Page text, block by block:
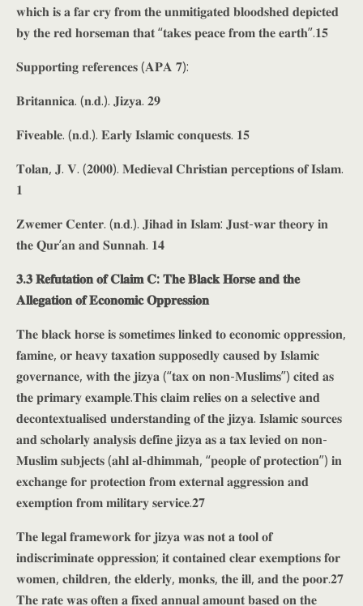
𝐰𝐡𝐢𝐜𝐡 𝐢𝐬 𝐚 𝐟𝐚𝐫 𝐜𝐫𝐲 𝐟𝐫𝐨𝐦 𝐭𝐡𝐞 𝐮𝐧𝐦𝐢𝐭𝐢𝐠𝐚𝐭𝐞𝐝 𝐛𝐥𝐨𝐨𝐝𝐬𝐡𝐞𝐝 𝐝𝐞𝐩𝐢𝐜𝐭𝐞𝐝
𝐛𝐲 𝐭𝐡𝐞 𝐫𝐞𝐝 𝐡𝐨𝐫𝐬𝐞𝐦𝐚𝐧 𝐭𝐡𝐚𝐭 “𝐭𝐚𝐤𝐞𝐬 𝐩𝐞𝐚𝐜𝐞 𝐟𝐫𝐨𝐦 𝐭𝐡𝐞 𝐞𝐚𝐫𝐭𝐡”.𝟏𝟓
𝐒𝐮𝐩𝐩𝐨𝐫𝐭𝐢𝐧𝐠 𝐫𝐞𝐟𝐞𝐫𝐞𝐧𝐜𝐞𝐬 (𝐀𝐏𝐀 𝟕):
𝐁𝐫𝐢𝐭𝐚𝐧𝐧𝐢𝐜𝐚. (𝐧.𝐝.). 𝐉𝐢𝐳𝐲𝐚. 𝟐𝟗
𝐅𝐢𝐯𝐞𝐚𝐛𝐥𝐞. (𝐧.𝐝.). 𝐄𝐚𝐫𝐥𝐲 𝐈𝐬𝐥𝐚𝐦𝐢𝐜 𝐜𝐨𝐧𝐪𝐮𝐞𝐬𝐭𝐬. 𝟏𝟓
𝐓𝐨𝐥𝐚𝐧, 𝐉. 𝐕. (𝟐𝟎𝟎𝟎). 𝐌𝐞𝐝𝐢𝐞𝐯𝐚𝐥 𝐂𝐡𝐫𝐢𝐬𝐭𝐢𝐚𝐧 𝐩𝐞𝐫𝐜𝐞𝐩𝐭𝐢𝐨𝐧𝐬 𝐨𝐟 𝐈𝐬𝐥𝐚𝐦.
𝟏
𝐙𝐰𝐞𝐦𝐞𝐫 𝐂𝐞𝐧𝐭𝐞𝐫. (𝐧.𝐝.). 𝐉𝐢𝐡𝐚𝐝 𝐢𝐧 𝐈𝐬𝐥𝐚𝐦: 𝐉𝐮𝐬𝐭-𝐰𝐚𝐫 𝐭𝐡𝐞𝐨𝐫𝐲 𝐢𝐧
𝐭𝐡𝐞 𝐐𝐮𝐫’𝐚𝐧 𝐚𝐧𝐝 𝐒𝐮𝐧𝐧𝐚𝐡. 𝟏𝟒
𝟑.𝟑 𝐑𝐞𝐟𝐮𝐭𝐚𝐭𝐢𝐨𝐧 𝐨𝐟 𝐂𝐥𝐚𝐢𝐦 𝐂: 𝐓𝐡𝐞 𝐁𝐥𝐚𝐜𝐤 𝐇𝐨𝐫𝐬𝐞 𝐚𝐧𝐝 𝐭𝐡𝐞
𝐀𝐥𝐥𝐞𝐠𝐚𝐭𝐢𝐨𝐧 𝐨𝐟 𝐄𝐜𝐨𝐧𝐨𝐦𝐢𝐜 𝐎𝐩𝐩𝐫𝐞𝐬𝐬𝐢𝐨𝐧
𝐓𝐡𝐞 𝐛𝐥𝐚𝐜𝐤 𝐡𝐨𝐫𝐬𝐞 𝐢𝐬 𝐬𝐨𝐦𝐞𝐭𝐢𝐦𝐞𝐬 𝐥𝐢𝐧𝐤𝐞𝐝 𝐭𝐨 𝐞𝐜𝐨𝐧𝐨𝐦𝐢𝐜 𝐨𝐩𝐩𝐫𝐞𝐬𝐬𝐢𝐨𝐧,
𝐟𝐚𝐦𝐢𝐧𝐞, 𝐨𝐫 𝐡𝐞𝐚𝐯𝐲 𝐭𝐚𝐱𝐚𝐭𝐢𝐨𝐧 𝐬𝐮𝐩𝐩𝐨𝐬𝐞𝐝𝐥𝐲 𝐜𝐚𝐮𝐬𝐞𝐝 𝐛𝐲 𝐈𝐬𝐥𝐚𝐦𝐢𝐜
𝐠𝐨𝐯𝐞𝐫𝐧𝐚𝐧𝐜𝐞, 𝐰𝐢𝐭𝐡 𝐭𝐡𝐞 𝐣𝐢𝐳𝐲𝐚 (“𝐭𝐚𝐱 𝐨𝐧 𝐧𝐨𝐧-𝐌𝐮𝐬𝐥𝐢𝐦𝐬”) 𝐜𝐢𝐭𝐞𝐝 𝐚𝐬
𝐭𝐡𝐞 𝐩𝐫𝐢𝐦𝐚𝐫𝐲 𝐞𝐱𝐚𝐦𝐩𝐥𝐞.𝐓𝐡𝐢𝐬 𝐜𝐥𝐚𝐢𝐦 𝐫𝐞𝐥𝐢𝐞𝐬 𝐨𝐧 𝐚 𝐬𝐞𝐥𝐞𝐜𝐭𝐢𝐯𝐞 𝐚𝐧𝐝
𝐝𝐞𝐜𝐨𝐧𝐭𝐞𝐱𝐭𝐮𝐚𝐥𝐢𝐬𝐞𝐝 𝐮𝐧𝐝𝐞𝐫𝐬𝐭𝐚𝐧𝐝𝐢𝐧𝐠 𝐨𝐟 𝐭𝐡𝐞 𝐣𝐢𝐳𝐲𝐚. 𝐈𝐬𝐥𝐚𝐦𝐢𝐜 𝐬𝐨𝐮𝐫𝐜𝐞𝐬
𝐚𝐧𝐝 𝐬𝐜𝐡𝐨𝐥𝐚𝐫𝐥𝐲 𝐚𝐧𝐚𝐥𝐲𝐬𝐢𝐬 𝐝𝐞𝐟𝐢𝐧𝐞 𝐣𝐢𝐳𝐲𝐚 𝐚𝐬 𝐚 𝐭𝐚𝐱 𝐥𝐞𝐯𝐢𝐞𝐝 𝐨𝐧 𝐧𝐨𝐧-
𝐌𝐮𝐬𝐥𝐢𝐦 𝐬𝐮𝐛𝐣𝐞𝐜𝐭𝐬 (𝐚𝐡𝐥 𝐚𝐥-𝐝𝐡𝐢𝐦𝐦𝐚𝐡, “𝐩𝐞𝐨𝐩𝐥𝐞 𝐨𝐟 𝐩𝐫𝐨𝐭𝐞𝐜𝐭𝐢𝐨𝐧”) 𝐢𝐧
𝐞𝐱𝐜𝐡𝐚𝐧𝐠𝐞 𝐟𝐨𝐫 𝐩𝐫𝐨𝐭𝐞𝐜𝐭𝐢𝐨𝐧 𝐟𝐫𝐨𝐦 𝐞𝐱𝐭𝐞𝐫𝐧𝐚𝐥 𝐚𝐠𝐠𝐫𝐞𝐬𝐬𝐢𝐨𝐧 𝐚𝐧𝐝
𝐞𝐱𝐞𝐦𝐩𝐭𝐢𝐨𝐧 𝐟𝐫𝐨𝐦 𝐦𝐢𝐥𝐢𝐭𝐚𝐫𝐲 𝐬𝐞𝐫𝐯𝐢𝐜𝐞.𝟐𝟕
𝐓𝐡𝐞 𝐥𝐞𝐠𝐚𝐥 𝐟𝐫𝐚𝐦𝐞𝐰𝐨𝐫𝐤 𝐟𝐨𝐫 𝐣𝐢𝐳𝐲𝐚 𝐰𝐚𝐬 𝐧𝐨𝐭 𝐚 𝐭𝐨𝐨𝐥 𝐨𝐟
𝐢𝐧𝐝𝐢𝐬𝐜𝐫𝐢𝐦𝐢𝐧𝐚𝐭𝐞 𝐨𝐩𝐩𝐫𝐞𝐬𝐬𝐢𝐨𝐧; 𝐢𝐭 𝐜𝐨𝐧𝐭𝐚𝐢𝐧𝐞𝐝 𝐜𝐥𝐞𝐚𝐫 𝐞𝐱𝐞𝐦𝐩𝐭𝐢𝐨𝐧𝐬 𝐟𝐨𝐫
𝐰𝐨𝐦𝐞𝐧, 𝐜𝐡𝐢𝐥𝐝𝐫𝐞𝐧, 𝐭𝐡𝐞 𝐞𝐥𝐝𝐞𝐫𝐥𝐲, 𝐦𝐨𝐧𝐤𝐬, 𝐭𝐡𝐞 𝐢𝐥𝐥, 𝐚𝐧𝐝 𝐭𝐡𝐞 𝐩𝐨𝐨𝐫.𝟐𝟕
𝐓𝐡𝐞 𝐫𝐚𝐭𝐞 𝐰𝐚𝐬 𝐨𝐟𝐭𝐞𝐧 𝐚 𝐟𝐢𝐱𝐞𝐝 𝐚𝐧𝐧𝐮𝐚𝐥 𝐚𝐦𝐨𝐮𝐧𝐭 𝐛𝐚𝐬𝐞𝐝 𝐨𝐧 𝐭𝐡𝐞